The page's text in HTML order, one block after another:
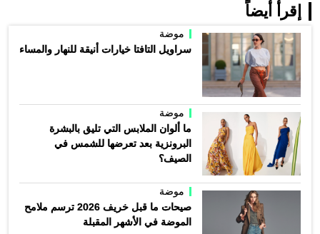
إقرأ أيضاً
موضة
سراويل التافتا خيارات أنيقة للنهار والمساء
موضة
ما ألوان الملابس التي تليق بالبشرة
البرونزية بعد تعرضها للشمس في
الصيف؟
موضة
صيحات ما قبل خريف 2026 ترسم ملامح
الموضة في الأشهر المقبلة